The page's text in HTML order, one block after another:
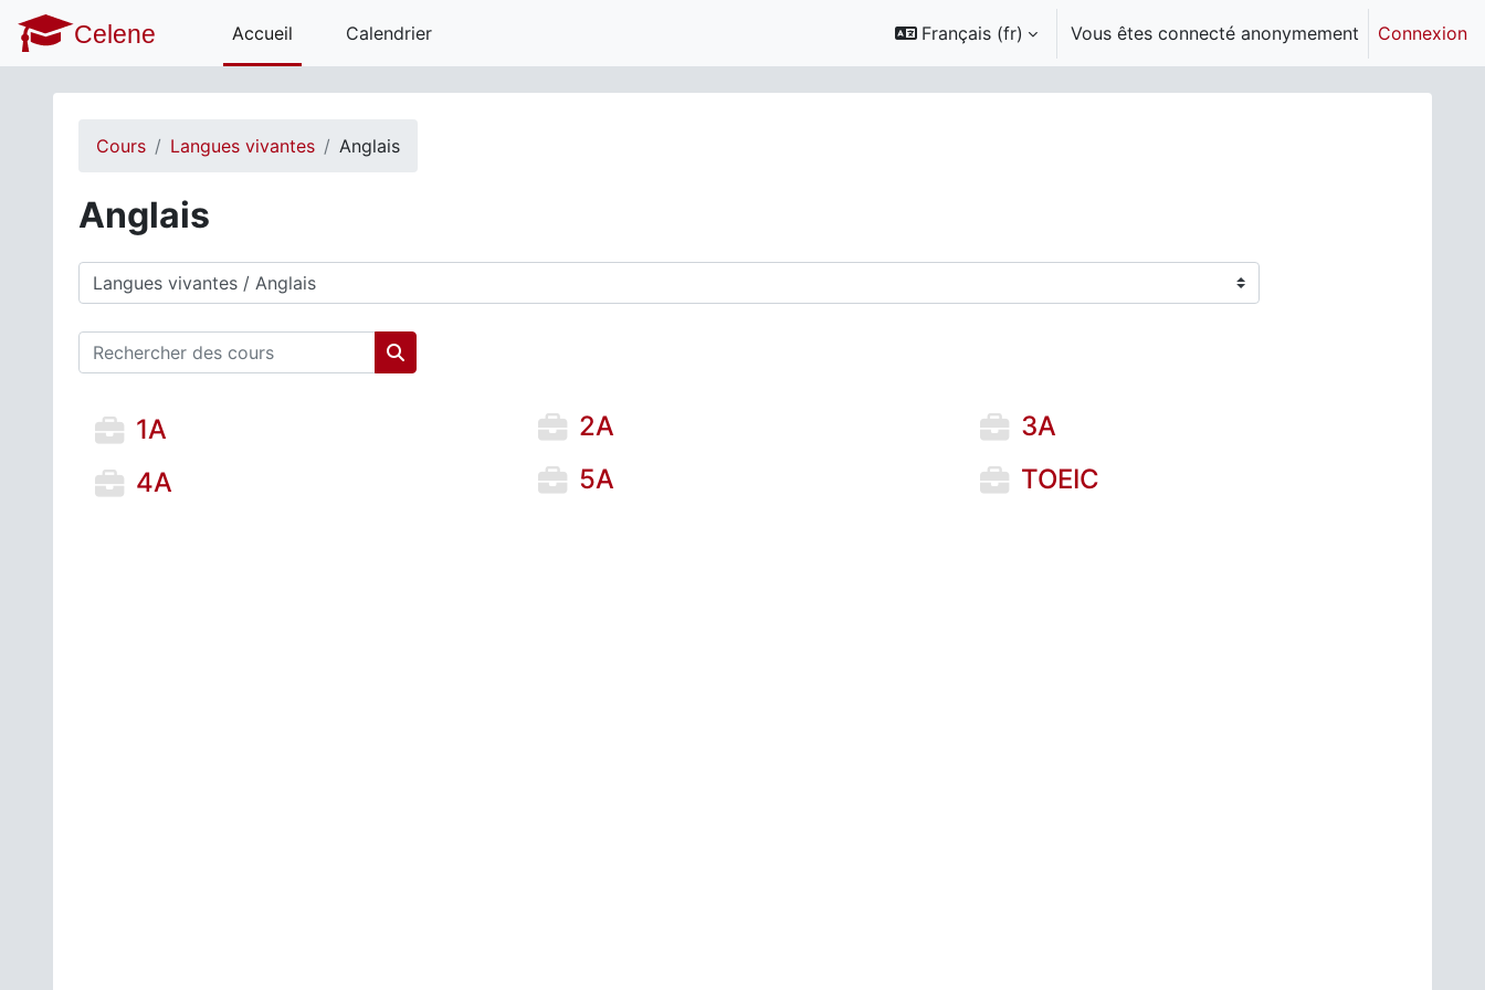
Passer au contenu principal
Celene Accueil Calendrier Français ‎(fr)‎ Vous êtes connecté anonymement Connexion
Cours Langues vivantes Anglais
Anglais
Catégories de cours
Rechercher des cours
Rechercher des cours
1A 2A
3A
4A
5A TOEIC